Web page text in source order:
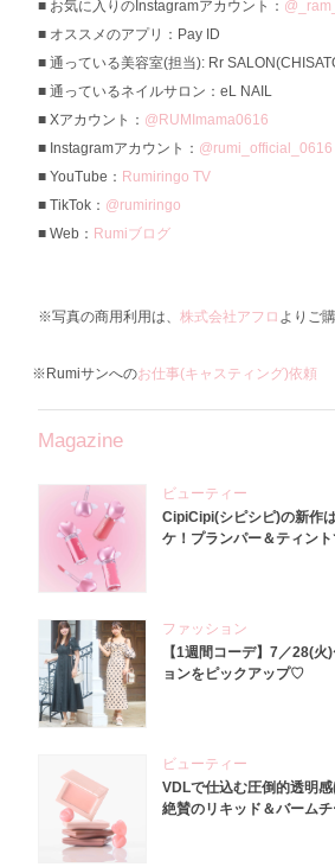
お気に入りのInstagramアカウント：
オススメのアプリ：Pay ID
通っている美容室(担当): Rr
通っているネイルサロン：eL NAIL
Xアカウント： @RUMImama0616
Instagramアカウント： @rumi_official_0616
YouTube： Rumiringo TV
TikTok： @rumiringo
Web： Rumiブログ
※写真の商用利用は、 株式会社アフロ よりご
※Rumiサンへのお仕事(キャスティング)依頼
Magazine
ビューティー
CipiCipi(シピシピ)の新作
ケ！プランパー＆ティン
ファッション
【1週間コーデ】7／28(
ョンをピックアップ♡
ビューティー
VDLで仕込む圧倒的透明
絶賛のリキッド＆バームチ